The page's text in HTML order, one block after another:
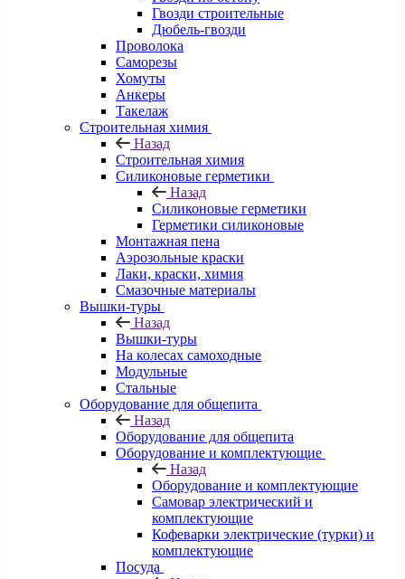
Гвозди строительные
Дюбель-гвозди
Проволока
Саморезы
Хомуты
Анкеры
Такелаж
Строительная химия
Назад
Строительная химия
Силиконовые герметики
Назад
Силиконовые герметики
Герметики силиконовые
Монтажная пена
Аэрозольные краски
Лаки, краски, химия
Смазочные материалы
Вышки-туры
Назад
Вышки-туры
На колесах самоходные
Модульные
Стальные
Оборудование для общепита
Назад
Оборудование для общепита
Оборудование и комплектующие
Назад
Оборудование и комплектующие
Самовар электрический и
комплектующие
Кофеварки электрические (турки) и
комплектующие
Посуда